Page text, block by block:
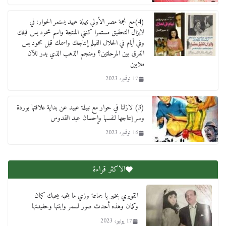
(4)مع نجمة مصر الأولي نبيلة عبيد يستمر الحوار: في
لايزال التحقيق مستمرا كنتي المنتجة واسم محمود يس قبلك
وفي أيام في الحلال الفيلم إنتاجك واسمك قبل محمود يس
الفرق بين المرحلتين؟ ومنجم الذهب الذي يدر للآن
ملايين
17 نوفمبر، 2023
(3) لازلنا في حوار مع نبيلة عبيد عن بداية علاقتها بوردة
وسر إنتاجها لنفسها وإحسان عبد القدوس
16 نوفمبر، 2023
الاكثر قراءة
القويري بخير يا جماعة وزي ما بتحبه بيحبك كمان
وكمان وهذه أحدث صور لسمر وابنتها وحفيدتها
17 يونيو، 2023